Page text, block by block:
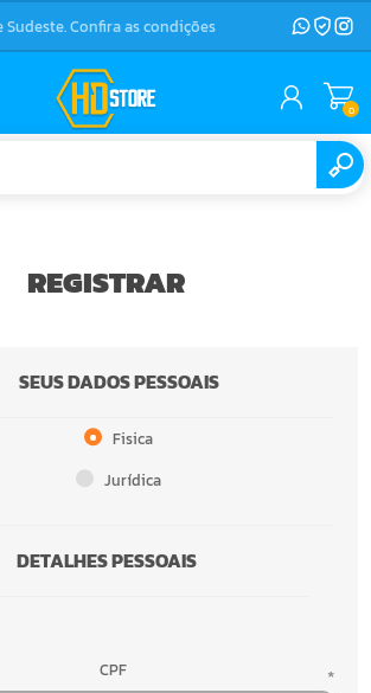
Sudeste. Confira as condições
0
REGISTRAR
SEUS DADOS PESSOAIS
Fisica
Jurídica
DETALHES PESSOAIS
CPF *